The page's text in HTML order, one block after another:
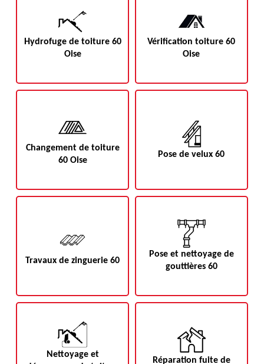
Hydrofuge de toiture 60
Oise
Vérification toiture 60
Oise
Changement de toiture
60 Oise
Pose de velux 60
Travaux de zinguerie 60
Pose et nettoyage de
gouttières 60
Nettoyage et
Réparation fuite de